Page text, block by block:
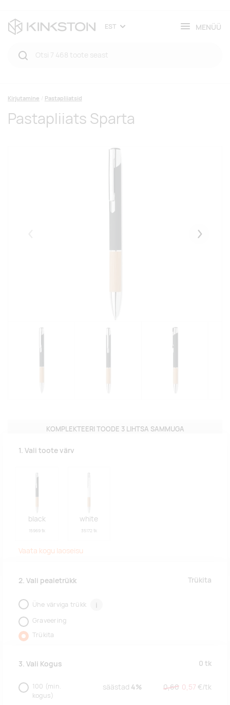
EST MENÜÜ
Kirjutamine Pastapliiatsid
Pastapliiats Sparta
KOMPLEKTEERI TOODE 3 LIHTSA SAMMUGA
1. Vali toote värv
black
15969 tk
white
35172 tk
Vaata kogu laoseisu
2. Vali pealetrükk Trükita
Ühe värviga trükk i
Graveering
Trükita
3. Vali Kogus 0 tk
100 (min.
kogus)
säästad 4% 0,60 0,57 €/tk